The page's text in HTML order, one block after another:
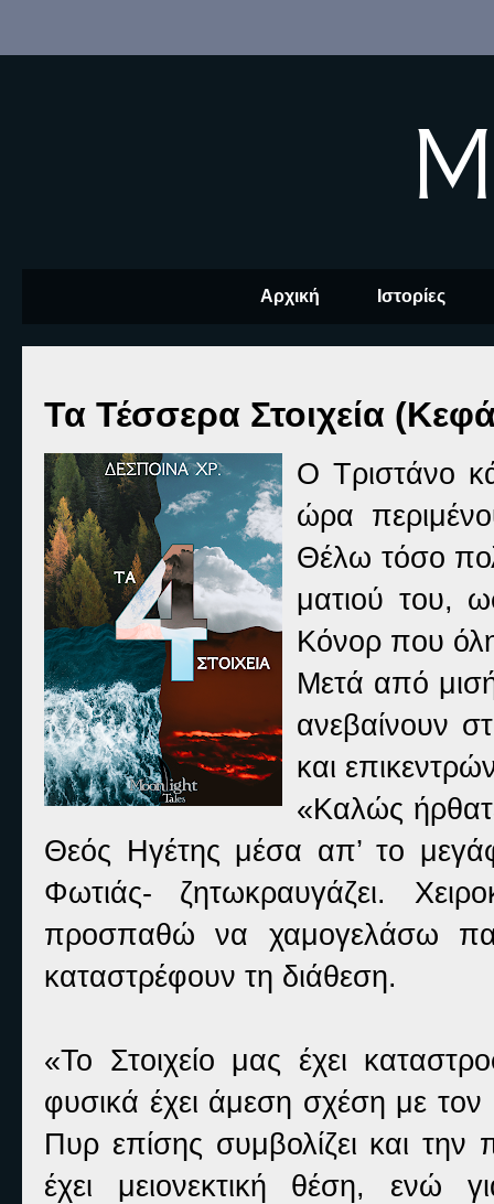
Αρχική Ιστορίες
Τα Τέσσερα Στοιχεία
Ο Τριστάνο
ώρα
Θέλω τόσο
ματιού του,
Κόνορ που
Μετά από
ανεβαίνουν
και
«Καλώς
Θεός Ηγέτης μέσα απ’ το
Φωτιάς- ζητωκραυγάζει.
προσπαθώ να χαμογελάσω
καταστρέφουν τη διάθεση.
«Το Στοιχείο μας έχει
φυσικά έχει άμεση σχέση με τον
Πυρ επίσης συμβολίζει και
έχει μειονεκτική θέση, ενώ